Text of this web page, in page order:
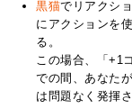
黒猫でリアクシ
にアクションを
る。
この場合、「+1
での間、あなた
は問題なく発揮さ